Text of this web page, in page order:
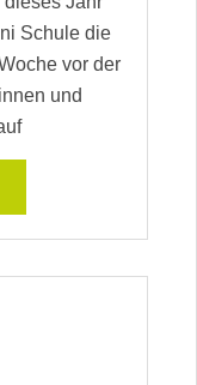
Schule die
vor der
und